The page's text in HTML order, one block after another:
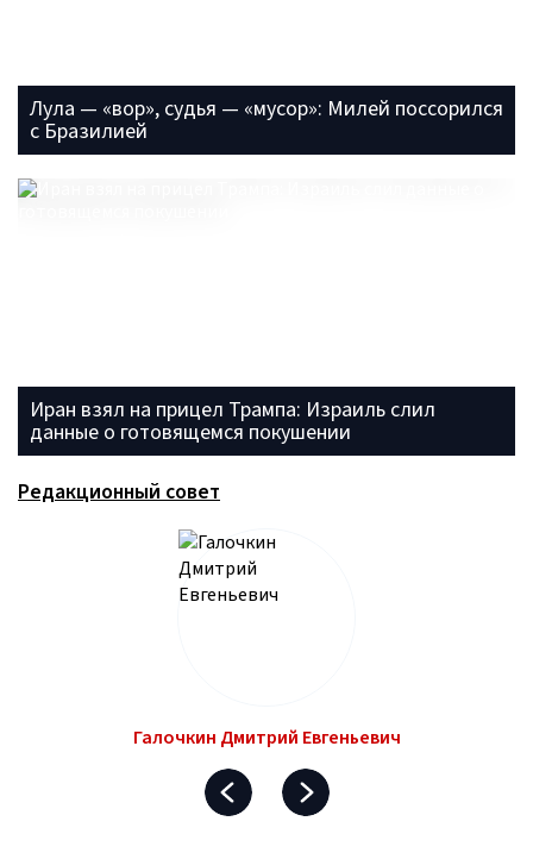
Лула — «вор», судья — «мусор»: Милей поссорился
с Бразилией
Иран взял на прицел Трампа: Израиль слил
данные о готовящемся покушении
Редакционный совет
Галочкин Дмитрий Евгеньевич